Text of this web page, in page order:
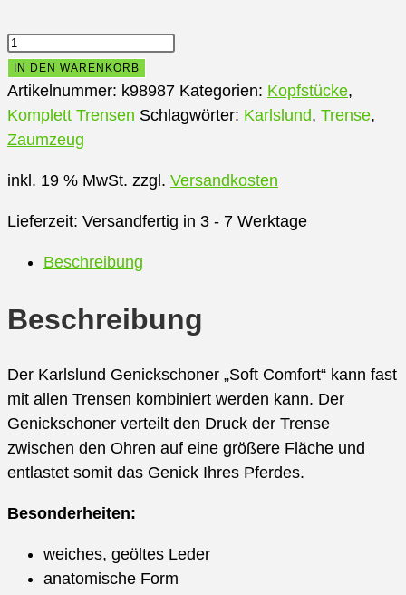
Karlslund
Genickschoner
Soft
Comfort
Menge
IN DEN WARENKORB
Artikelnummer: k98987 Kategorien: Kopfstücke,
Komplett Trensen Schlagwörter: Karlslund, Trense,
Zaumzeug
inkl. 19 % MwSt. zzgl. Versandkosten
Lieferzeit: Versandfertig in 3 - 7 Werktage
Beschreibung
Beschreibung
Der Karlslund Genickschoner „Soft Comfort“ kann fast
mit allen Trensen kombiniert werden kann. Der
Genickschoner verteilt den Druck der Trense
zwischen den Ohren auf eine größere Fläche und
entlastet somit das Genick Ihres Pferdes.
Besonderheiten:
weiches, geöltes Leder
anatomische Form